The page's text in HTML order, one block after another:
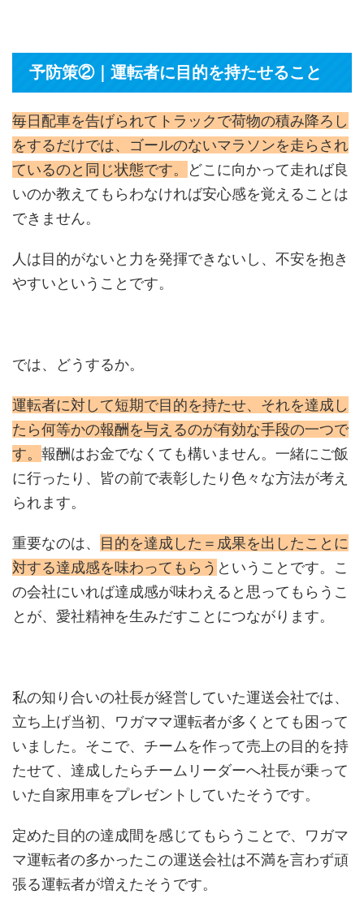
予防策②｜運転者に目的を持たせること
毎日配車を告げられてトラックで荷物の積み降ろし
をするだけでは、ゴールのないマラソンを走らされ
ているのと同じ状態です。
どこに向かって走れば良
いのか教えてもらわなければ安心感を覚えることは
できません。
人は目的がないと力を発揮できないし、不安を抱き
やすいということです。
では、どうするか。
運転者に対して短期で目的を持たせ、それを達成し
たら何等かの報酬を与えるのが有効な手段の一つで
す。 報酬はお金でなくても構いません。一緒にご飯
に行ったり、皆の前で表彰したり色々な方法が考え
られます。
重要なのは、 目的を達成した＝成果を出したことに
対する達成感を味わってもらう ということです。こ
の会社にいれば達成感が味わえると思ってもらうこ
とが、愛社精神を生みだすことにつながります。
私の知り合いの社長が経営していた運送会社では、
立ち上げ当初、ワガママ運転者が多くとても困って
いました。そこで、チームを作って売上の目的を持
たせて、達成したらチームリーダーへ社長が乗って
いた自家用車をプレゼントしていたそうです。
定めた目的の達成間を感じてもらうことで、ワガマ
マ運転者の多かったこの運送会社は不満を言わず頑
張る運転者が増えたそうです。